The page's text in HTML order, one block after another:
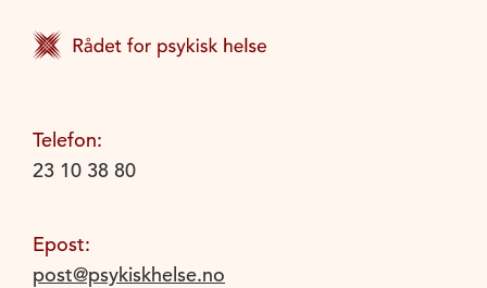
Telefon:
23 10 38 80
Epost:
post@psykiskhelse.no